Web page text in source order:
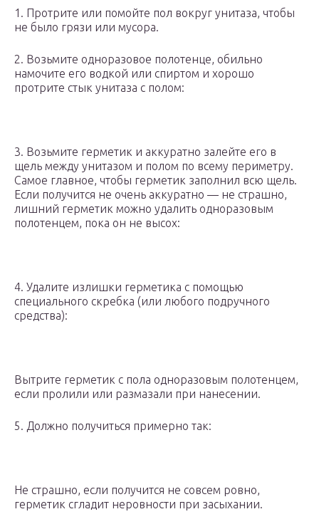
1. Протрите или помойте пол вокруг унитаза, чтобы
не было грязи или мусора.
2. Возьмите одноразовое полотенце, обильно
намочите его водкой или спиртом и хорошо
протрите стык унитаза с полом:
3. Возьмите герметик и аккуратно залейте его в
щель между унитазом и полом по всему периметру.
Самое главное, чтобы герметик заполнил всю щель.
Если получится не очень аккуратно — не страшно,
лишний герметик можно удалить одноразовым
полотенцем, пока он не высох:
4. Удалите излишки герметика с помощью
специального скребка (или любого подручного
средства):
Вытрите герметик с пола одноразовым полотенцем,
если пролили или размазали при нанесении.
5. Должно получиться примерно так:
Не страшно, если получится не совсем ровно,
герметик сгладит неровности при засыхании.